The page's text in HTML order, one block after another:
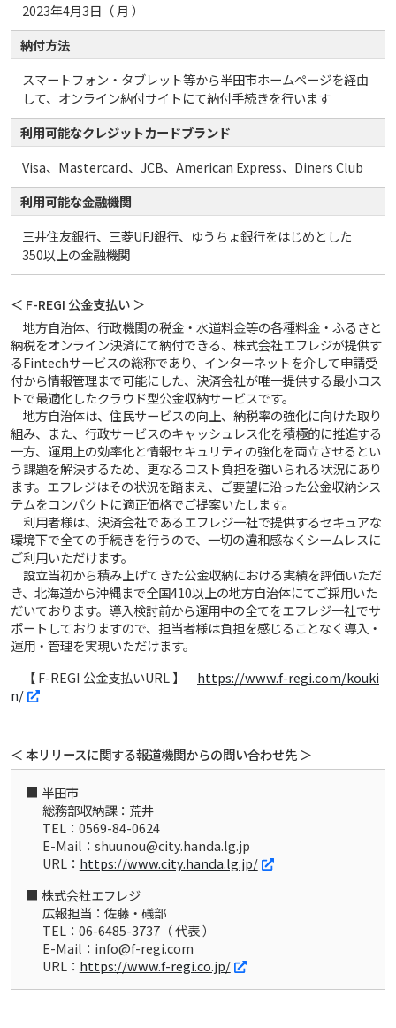
2023年4月3日（ 月 ）
納付方法
スマートフォン・タブレット等から半田市ホームページを経由
して、オンライン納付サイトにて納付手続きを行います
利用可能なクレジットカードブランド
Visa、Mastercard、JCB、American Express、Diners Club
利用可能な金融機関
三井住友銀行、三菱UFJ銀行、ゆうちょ銀行をはじめとした
350以上の金融機関
＜ F-REGI 公金支払い ＞
地方自治体、行政機関の税金・水道料金等の各種料金・ふるさと
納税をオンライン決済にて納付できる、株式会社エフレジが提供す
るFintechサービスの総称であり、インターネットを介して申請受
付から情報管理まで可能にした、決済会社が唯一提供する最小コス
トで最適化したクラウド型公金収納サービスです。
地方自治体は、住民サービスの向上、納税率の強化に向けた取り
組み、また、行政サービスのキャッシュレス化を積極的に推進する
一方、運用上の効率化と情報セキュリティの強化を両立させるとい
う課題を解決するため、更なるコスト負担を強いられる状況にあり
ます。エフレジはその状況を踏まえ、ご要望に沿った公金収納シス
テムをコンパクトに適正価格でご提案いたします。
利用者様は、決済会社であるエフレジ一社で提供するセキュアな
環境下で全ての手続きを行うので、一切の違和感なくシームレスに
ご利用いただけます。
設立当初から積み上げてきた公金収納における実績を評価いただ
き、北海道から沖縄まで全国410以上の地方自治体にてご採用いた
だいております。導入検討前から運用中の全てをエフレジ一社でサ
ポートしておりますので、担当者様は負担を感じることなく導入・
運用・管理を実現いただけます。
【 F-REGI 公金支払いURL 】 https://www.f-regi.com/kouki
n/
＜ 本リリースに関する報道機関からの問い合わせ先 ＞
半田市
総務部収納課：荒井
TEL：0569-84-0624
E-Mail：shuunou@city.handa.lg.jp
URL： https://www.city.handa.lg.jp/
株式会社エフレジ
広報担当：佐藤・礒部
TEL：06-6485-3737（ 代表 ）
E-Mail：info@f-regi.com
URL： https://www.f-regi.co.jp/